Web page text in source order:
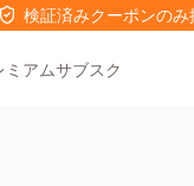
検証済みクーポンのみ
ミアムサブスク